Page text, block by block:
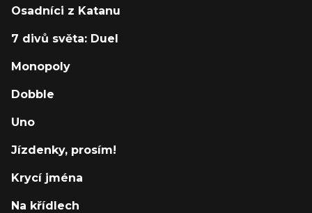
Osadníci z Katanu
7 divů světa: Duel
Monopoly
Dobble
Uno
Jízdenky, prosím!
Krycí jména
Na křídlech